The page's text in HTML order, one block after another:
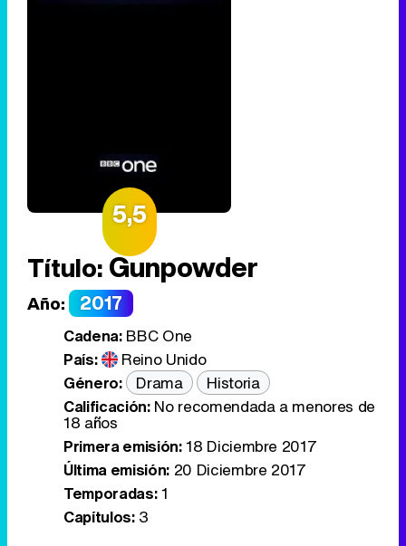
5,5
Título:Gunpowder
Año: 2017
Cadena:BBC One
País:
Reino Unido
Género:
Drama
Historia
Calificación:No recomendada a menores de
18 años
Primera emisión:18 Diciembre 2017
Última emisión:20 Diciembre 2017
Temporadas:1
Capítulos:3